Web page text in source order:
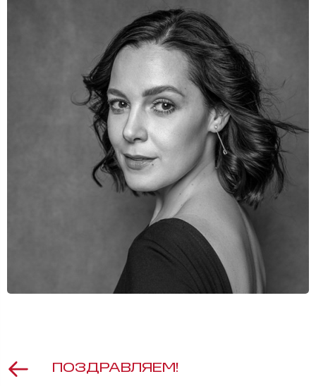
ПОЗДРАВЛЯЕМ!